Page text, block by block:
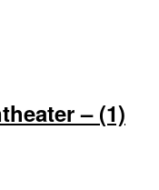
– (1)